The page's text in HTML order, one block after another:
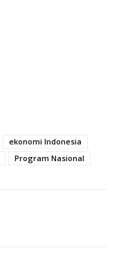
ekonomi Indonesia
Program Nasional